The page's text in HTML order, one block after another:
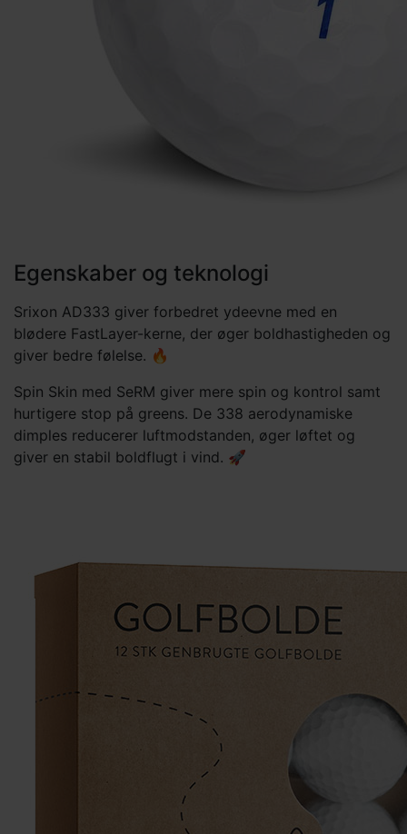
Egenskaber og teknologi
Srixon AD333 giver forbedret ydeevne med en
blødere FastLayer-kerne, der øger boldhastigheden og
giver bedre følelse. 🔥
Spin Skin med SeRM giver mere spin og kontrol samt
hurtigere stop på greens. De 338 aerodynamiske
dimples reducerer luftmodstanden, øger løftet og
giver en stabil boldflugt i vind. 🚀